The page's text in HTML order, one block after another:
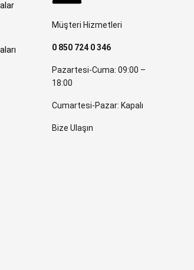
Müşteri Hizmetleri
0 850 724 0 346
Pazartesi-Cuma: 09:00 –
18:00
Cumartesi-Pazar: Kapalı
Bize Ulaşın